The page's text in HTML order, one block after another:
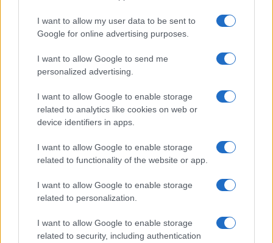
I want to allow my user data to be sent to
Google for online advertising purposes.
I want to allow Google to send me
personalized advertising.
I want to allow Google to enable storage
related to analytics like cookies on web or
device identifiers in apps.
I want to allow Google to enable storage
related to functionality of the website or app.
I want to allow Google to enable storage
related to personalization.
I want to allow Google to enable storage
related to security, including authentication
Mario Malu
Paolo Pinna
Martina Agostina Diturco
I nostri cari